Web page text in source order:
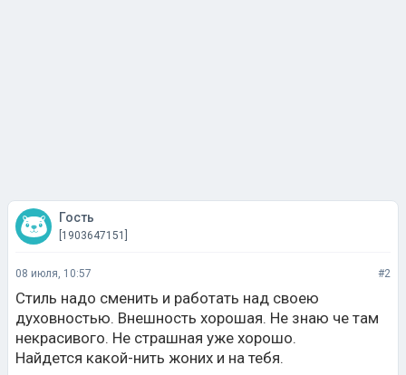
Гость
[1903647151]
08 июля, 10:57 #2
Стиль надо сменить и работать над своею
духовностью. Внешность хорошая. Не знаю че там
некрасивого. Не страшная уже хорошо.
Найдется какой-нить жоних и на тебя.